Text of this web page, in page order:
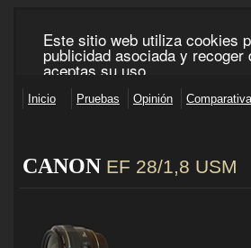
CANON EF 28/1,8 USM